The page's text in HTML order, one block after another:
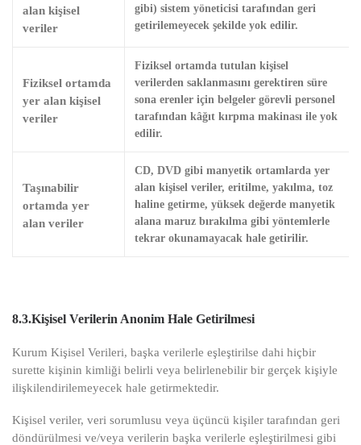
alan kişisel
veriler
gibi) sistem yöneticisi tarafından geri
getirilemeyecek şekilde yok edilir.
Fiziksel ortamda
yer alan kişisel
veriler
Fiziksel ortamda tutulan kişisel
verilerden saklanmasını gerektiren süre
sona erenler için belgeler görevli personel
tarafından kâğıt kırpma makinası ile yok
edilir.
Taşınabilir
ortamda yer
alan veriler
CD, DVD gibi manyetik ortamlarda yer
alan kişisel veriler, eritilme, yakılma, toz
haline getirme, yüksek değerde manyetik
alana maruz bırakılma gibi yöntemlerle
tekrar okunamayacak hale getirilir.
8.3.Kişisel Verilerin Anonim Hale Getirilmesi
Kurum Kişisel Verileri, başka verilerle eşleştirilse dahi hiçbir
surette kişinin kimliği belirli veya belirlenebilir bir gerçek kişiyle
ilişkilendirilemeyecek hale getirmektedir.
Kişisel veriler, veri sorumlusu veya üçüncü kişiler tarafından geri
döndürülmesi ve/veya verilerin başka verilerle eşleştirilmesi gibi